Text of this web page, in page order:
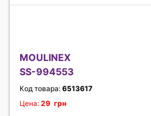
MOULINEX
SS-994553
Код товара: 6513617
Цена: 29 грн